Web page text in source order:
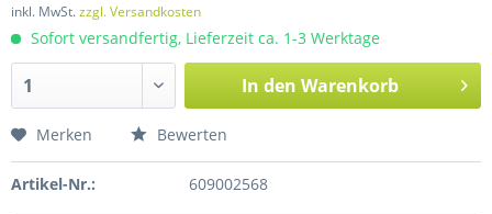
inkl. MwSt.zzgl. Versandkosten
Sofort versandfertig, Lieferzeit ca. 1-3 Werktage
In den Warenkorb
Merken Bewerten
Artikel-Nr.: 609002568